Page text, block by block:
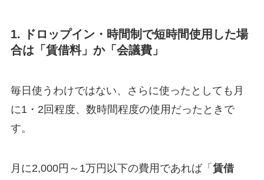
1. ドロップイン・時間制で短時間使用した場
合は「賃借料」か「会議費」
毎日使うわけではない、さらに使ったとしても月
に1・2回程度、数時間程度の使用だったときで
す。
月に2,000円～1万円以下の費用であれば「 賃借